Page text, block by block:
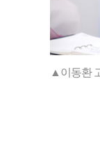
▲이동환